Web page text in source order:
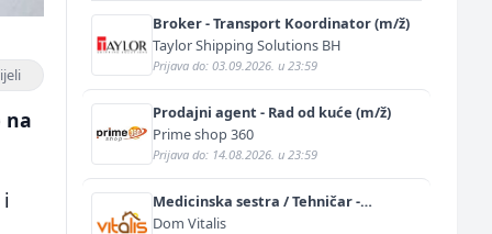
na
Broker - Transport Koordinator (m/ž)
Taylor Shipping Solutions BH
Prijava do: 03.09.2026. u 23:59
Prodajni agent - Rad od kuće (m/ž)
Prime shop 360
Prijava do: 14.08.2026. u 23:59
Medicinska sestra / Tehničar -
Njegovatelj (m/ž)
Dom Vitalis